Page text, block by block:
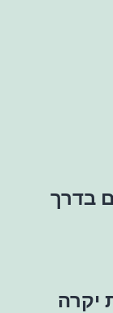
בדרך
יקרה